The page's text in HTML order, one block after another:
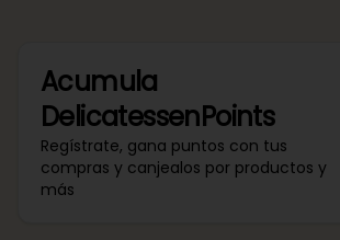
Acumula
DelicatessenPoints
Regístrate, gana puntos con tus
compras y canjealos por productos y
más